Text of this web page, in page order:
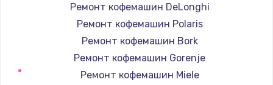
Ремонт кофемашин DeLonghi
Ремонт кофемашин Polaris
Ремонт кофемашин Bork
Ремонт кофемашин Gorenje
Ремонт кофемашин Miele